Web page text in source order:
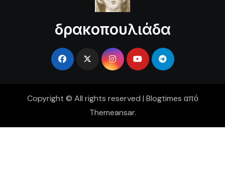
δρακοπουλιάδα
Copyright © All rights reserved | Blogtimes από
Themeansar.